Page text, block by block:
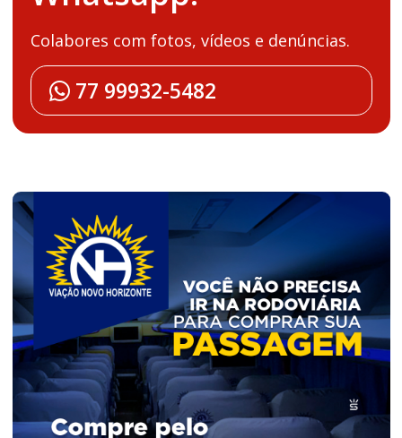
Colabores com fotos, vídeos e denúncias.
77 99932-5482